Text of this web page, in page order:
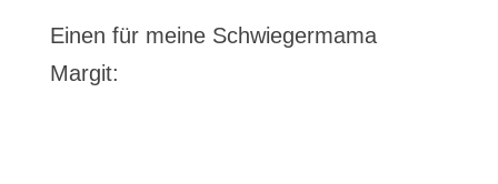
Einen für meine Schwiegermama
Margit: